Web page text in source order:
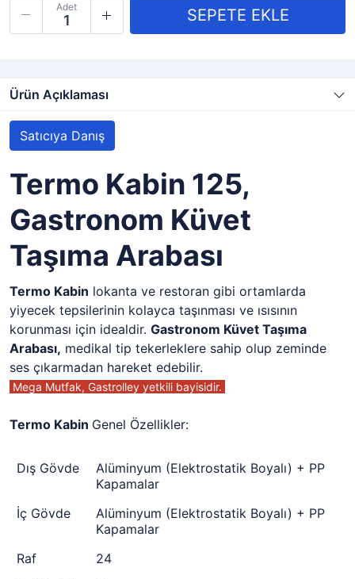
Adet
Ürün Açıklaması
Satıcıya Danış
Termo Kabin 125,
Gastronom Küvet
Taşıma Arabası
Termo Kabin lokanta ve restoran gibi ortamlarda
yiyecek tepsilerinin kolayca taşınması ve ısısının
korunması için idealdir. Gastronom Küvet Taşıma
Arabası, medikal tip tekerleklere sahip olup zeminde
ses çıkarmadan hareket edebilir.
Mega Mutfak, Gastrolley yetkili bayisidir.
Termo Kabin Genel Özellikler:
Dış Gövde
Alüminyum (Elektrostatik Boyalı) + PP
Kapamalar
İç Gövde
Alüminyum (Elektrostatik Boyalı) + PP
Kapamalar
Raf
24